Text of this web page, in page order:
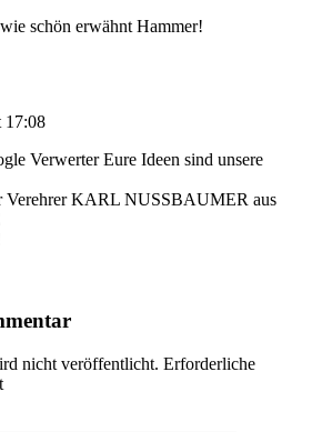
schön erwähnt Hammer!
17:08
Verwerter Eure Ideen sind unsere
Verehrer KARL NUSSBAUMER aus
nicht veröffentlicht. Erforderliche